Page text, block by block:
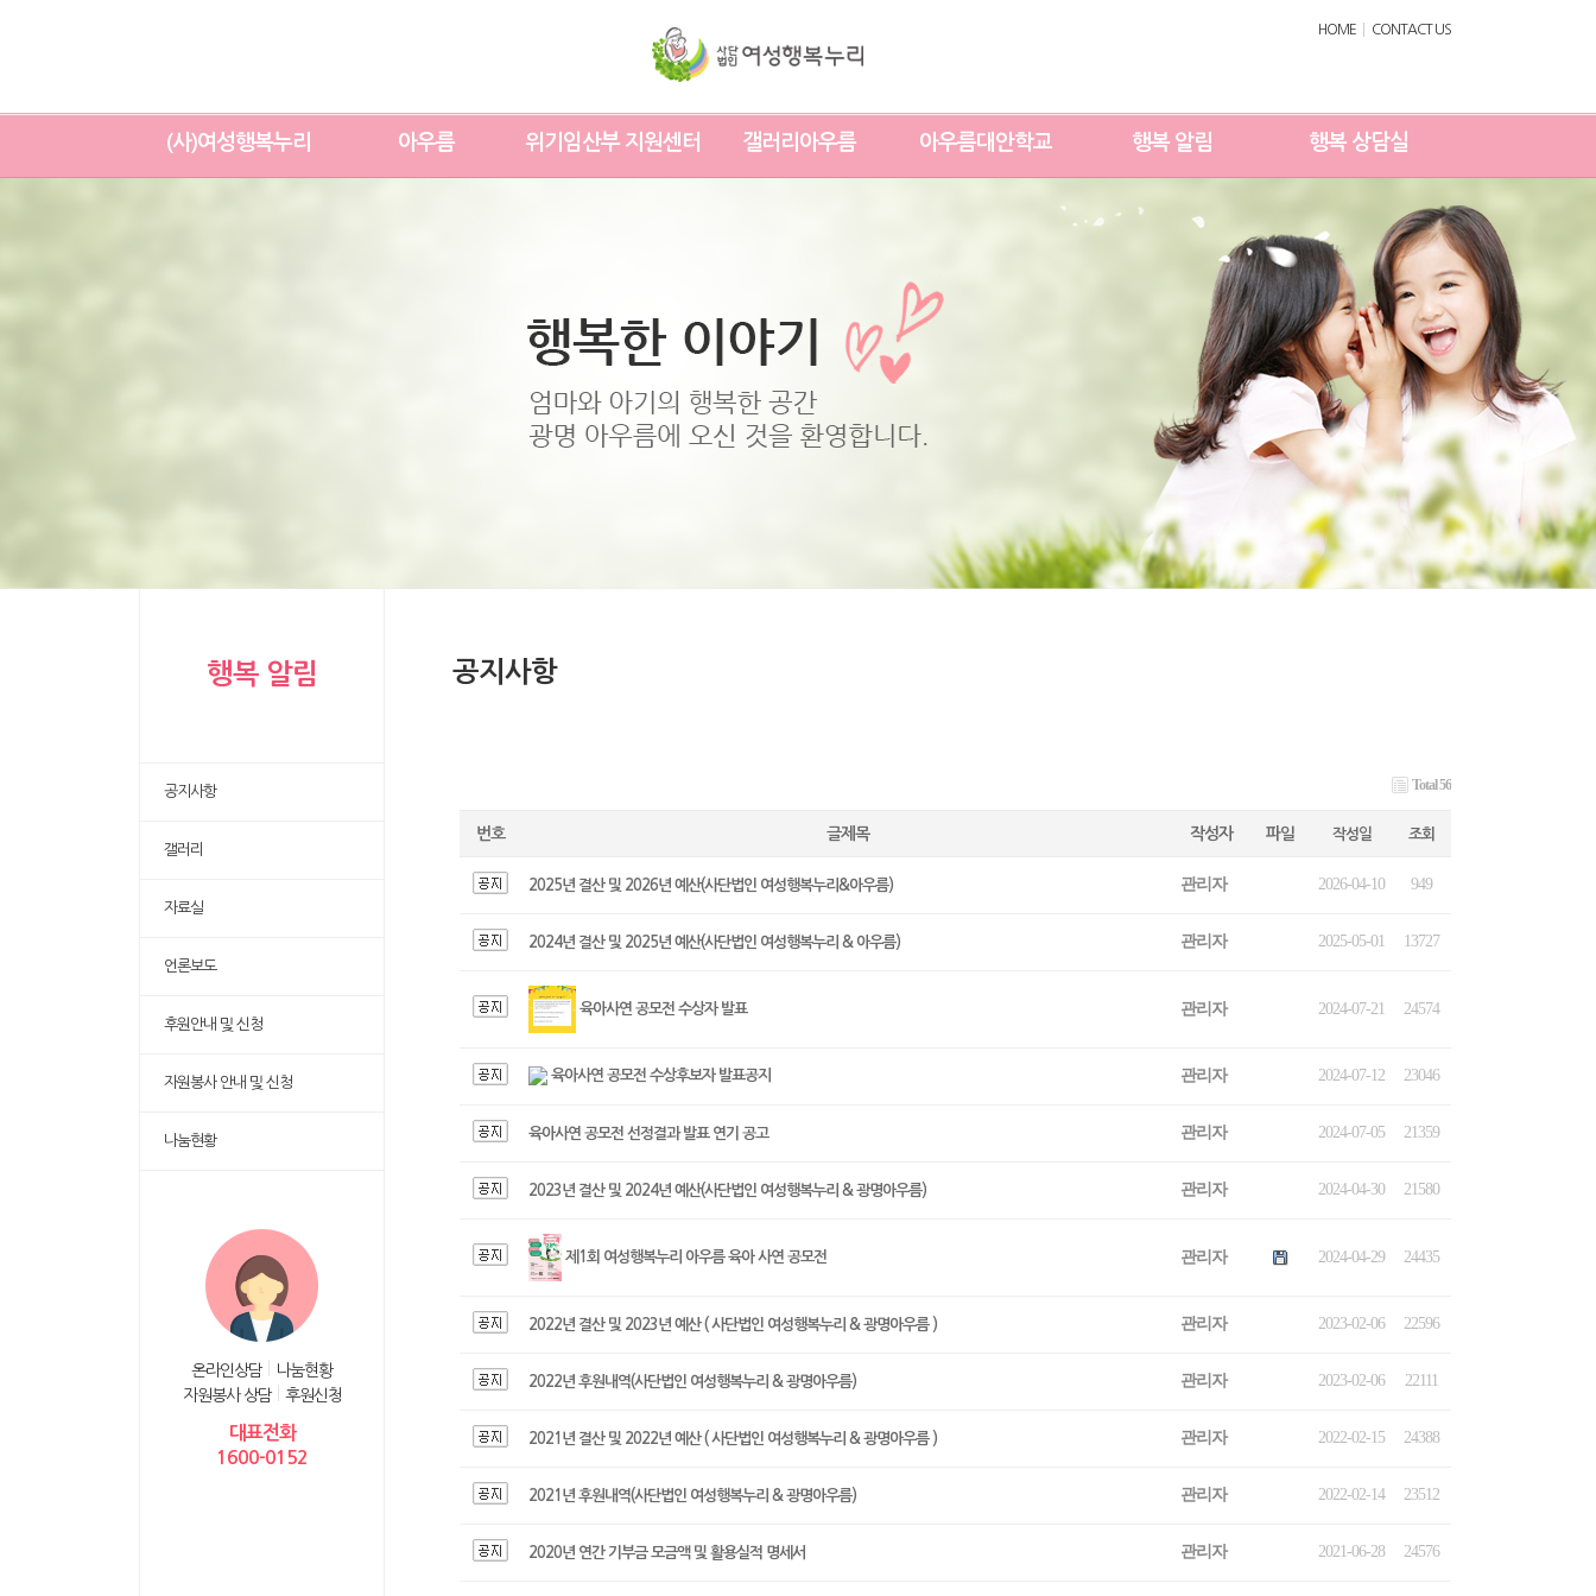
HOME CONTACT US
(사)여성행복누리 아우름 위기임산부 지원센터 갤러리아우름 아우름대안학교 행복 알림 행복 상담실
행복 알림
공지사항
갤러리
자료실
언론보도
후원안내 및 신청
자원봉사 안내 및 신청
나눔현황
온라인상담
나눔현황
자원봉사 상담
후원신청
대표전화
1600-0152
공지사항
Total 56
번호 글제목 작성자 파일 작성일 조회
2025년 결산 및 2026년 예산(사단법인 여성행복누리&아우름) 관리자 2026-04-10 949
2024년 결산 및 2025년 예산(사단법인 여성행복누리 & 아우름) 관리자 2025-05-01 13727
육아사연 공모전 수상자 발표 관리자 2024-07-21 24574
육아사연 공모전 수상후보자 발표공지 관리자 2024-07-12 23046
육아사연 공모전 선정결과 발표 연기 공고 관리자 2024-07-05 21359
2023년 결산 및 2024년 예산(사단법인 여성행복누리 & 광명아우름) 관리자 2024-04-30 21580
제1회 여성행복누리 아우름 육아 사연 공모전 관리자 2024-04-29 24435
2022년 결산 및 2023년 예산 ( 사단법인 여성행복누리 & 광명아우름 ) 관리자 2023-02-06 22596
2022년 후원내역(사단법인 여성행복누리 & 광명아우름) 관리자 2023-02-06 22111
2021년 결산 및 2022년 예산 ( 사단법인 여성행복누리 & 광명아우름 ) 관리자 2022-02-15 24388
2021년 후원내역(사단법인 여성행복누리 & 광명아우름) 관리자 2022-02-14 23512
2020년 연간 기부금 모금액 및 활용실적 명세서 관리자 2021-06-28 24576